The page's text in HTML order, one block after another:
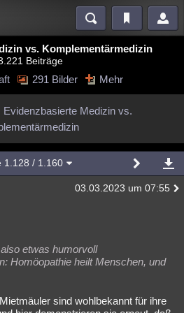
Blogs Videos
Politik Mystery
Technologie Ufologie
Gruppen Gaming Filme
vs. Komplementärmedizin
Beiträge
291 Bilder Mehr
Evidenzbasierte Medizin vs.
1.128 / 1.160
03.03.2023 um 07:55
etwas humorvoll
Homöopathie heilt Menschen, und
sind wohlbekannt für ihre